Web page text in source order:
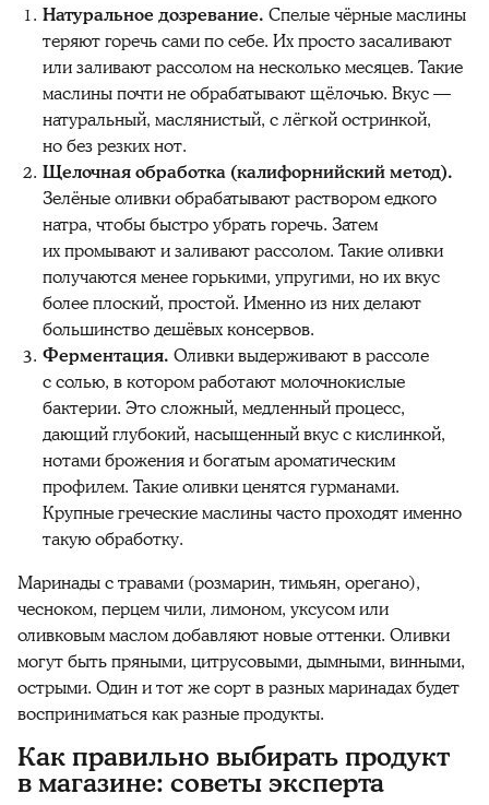
Натуральное дозревание. Спелые чёрные маслины
теряют горечь сами по себе. Их просто засаливают
или заливают рассолом на несколько месяцев. Такие
маслины почти не обрабатывают щёлочью. Вкус —
натуральный, маслянистый, с лёгкой остринкой,
но без резких нот.
Щелочная обработка (калифорнийский метод).
Зелёные оливки обрабатывают раствором едкого
натра, чтобы быстро убрать горечь. Затем
их промывают и заливают рассолом. Такие оливки
получаются менее горькими, упругими, но их вкус
более плоский, простой. Именно из них делают
большинство дешёвых консервов.
Ферментация. Оливки выдерживают в рассоле
с солью, в котором работают молочнокислые
бактерии. Это сложный, медленный процесс,
дающий глубокий, насыщенный вкус с кислинкой,
нотами брожения и богатым ароматическим
профилем. Такие оливки ценятся гурманами.
Крупные греческие маслины часто проходят именно
такую обработку.
Маринады с травами (розмарин, тимьян, орегано),
чесноком, перцем чили, лимоном, уксусом или
оливковым маслом добавляют новые оттенки. Оливки
могут быть пряными, цитрусовыми, дымными, винными,
острыми. Один и тот же сорт в разных маринадах будет
восприниматься как разные продукты.
Как правильно выбирать продукт
в магазине: советы эксперта